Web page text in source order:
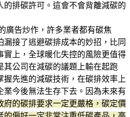
的排碳許可。這會不會背離減碳的
廣告炒作，許多業者都有碳焦
漏接了逃避碳排成本的妙招，比同
實上，全球暖化失控的風險更值得
其公司在減碳的議題上輸在起跑
先進的減碳技術，在碳排效率上
業今後無法生存下去。因為未來有
府的碳排要求一定更嚴格，碳定價